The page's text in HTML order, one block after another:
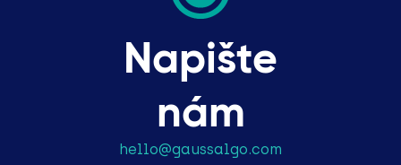
Napište
nám
hello@gaussalgo.com